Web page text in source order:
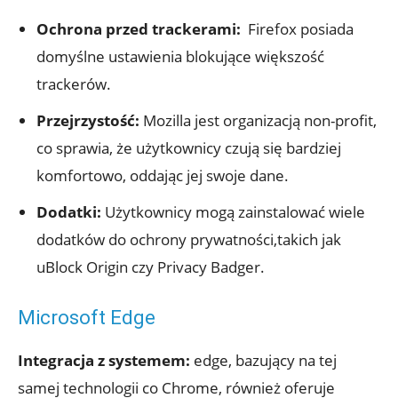
Ochrona przed trackerami: ​ Firefox posiada
domyślne ustawienia‍ blokujące większość
trackerów.
Przejrzystość: Mozilla jest ⁢organizacją non-profit,
co ⁢sprawia, że ​użytkownicy czują ‌się bardziej
komfortowo, oddając jej swoje⁢ dane.
Dodatki: Użytkownicy mogą zainstalować wiele
dodatków ⁤do ⁢ochrony prywatności,takich jak
uBlock Origin‌ czy Privacy Badger.
Microsoft Edge
Integracja z systemem: edge, bazujący na tej​
samej technologii co Chrome, również oferuje